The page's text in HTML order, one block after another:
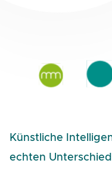
Künstliche
echten